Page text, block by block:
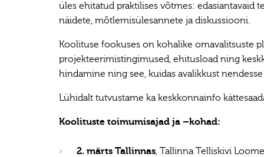
üles ehitatud praktilises võtmes: edasiantavaid
näidete, mõtlemisülesannete ja diskussiooni.
Koolituse fookuses on kohalike omavalitsuste
projekteerimistingimused, ehitusload ning
hindamine ning see, kuidas avalikkust
Lühidalt tutvustame ka keskkonnainfo
Koolituste toimumisajad ja –kohad:
2. märts Tallinnas, Tallinna Telliskivi